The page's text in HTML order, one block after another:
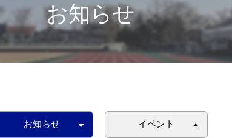
お知らせ
お知らせ イベント